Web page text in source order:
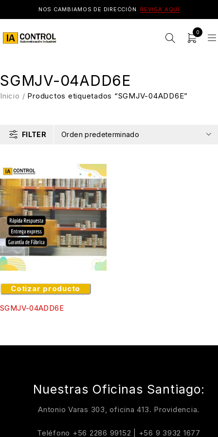
NOS CAMBIAMOS DE DIRECCIÓN. REVISA AQUÍ
0
SGMJV-04ADD6E
Inicio / Productos etiquetados “SGMJV-04ADD6E”
FILTER Orden predeterminado
Cotizar producto
SGMJV-04ADD6E
Nuestras Oficinas Santiago:
Antonio Varas 303, oficina 413. Providencia.
Teléfono +56 2286 99152 +56 9 3932 1677